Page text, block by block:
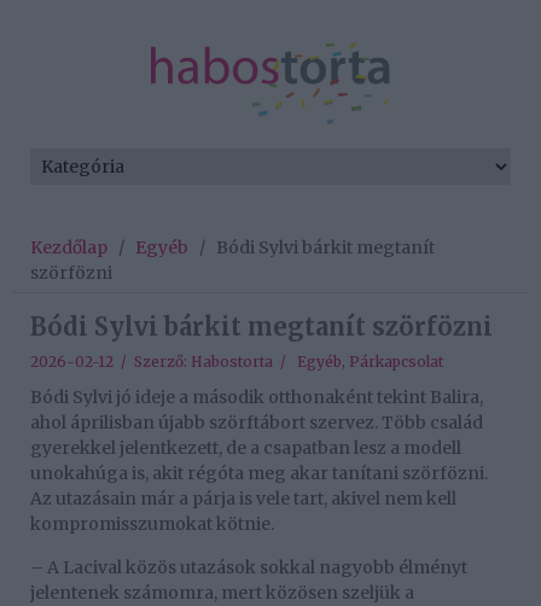
Kezdőlap / Egyéb / Bódi Sylvi bárkit megtanít
szörfözni
Bódi Sylvi bárkit megtanít szörfözni
2026-02-12 / Szerző: Habostorta / Egyéb, Párkapcsolat
Bódi Sylvi jó ideje a második otthonaként tekint Balira,
ahol áprilisban újabb szörftábort szervez. Több család
gyerekkel jelentkezett, de a csapatban lesz a modell
unokahúga is, akit régóta meg akar tanítani szörfözni.
Az utazásain már a párja is vele tart, akivel nem kell
kompromisszumokat kötnie.
– A Lacival közös utazások sokkal nagyobb élményt
jelentenek számomra, mert közösen szeljük a